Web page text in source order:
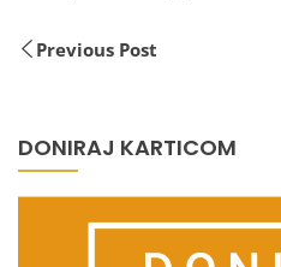
Previous Post
DONIRAJ KARTICOM